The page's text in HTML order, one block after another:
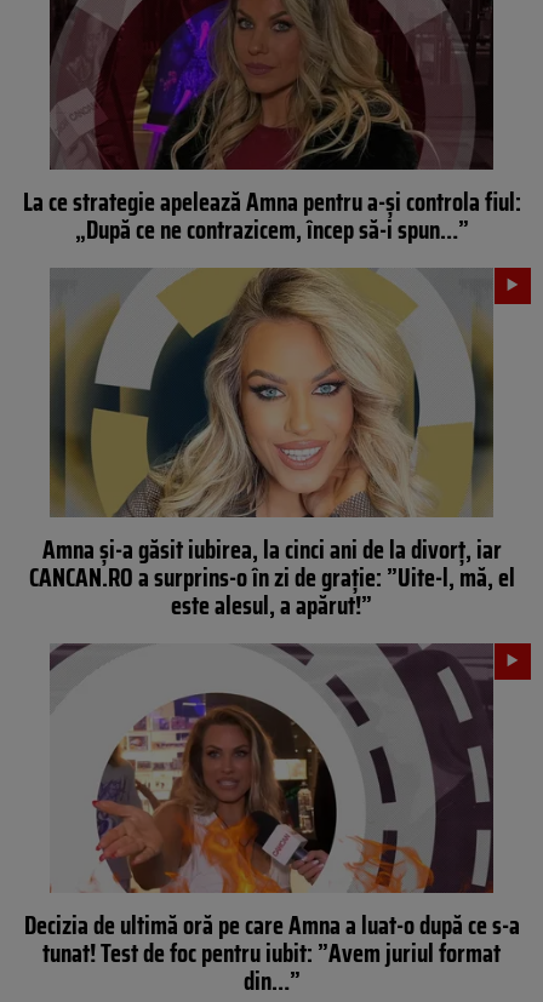
La ce strategie apelează Amna pentru a-și controla fiul:
„După ce ne contrazicem, încep să-i spun…”
Amna și-a găsit iubirea, la cinci ani de la divorț, iar
CANCAN.RO a surprins-o în zi de grație: ”Uite-l, mă, el
este alesul, a apărut!”
Decizia de ultimă oră pe care Amna a luat-o după ce s-a
tunat! Test de foc pentru iubit: ”Avem juriul format
din…”